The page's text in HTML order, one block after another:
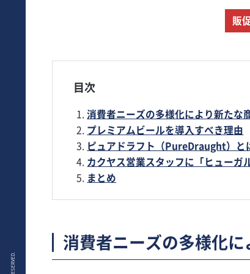
販
目次
消費者ニーズの多様化により新たな
プレミアムビールを導入すべき理由
ピュアドラフト（PureDraught）と
カクヤス営業スタッフに「ヒューガ
まとめ
消費者ニーズの多様化